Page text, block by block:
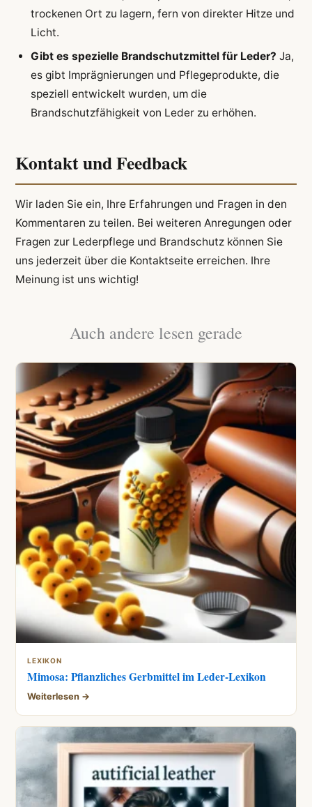
trockenen Ort zu lagern, fern von direkter Hitze und
Licht.
Gibt es spezielle Brandschutzmittel für Leder? Ja,
es gibt Imprägnierungen und Pflegeprodukte, die
speziell entwickelt wurden, um die
Brandschutzfähigkeit von Leder zu erhöhen.
Kontakt und Feedback
Wir laden Sie ein, Ihre Erfahrungen und Fragen in den
Kommentaren zu teilen. Bei weiteren Anregungen oder
Fragen zur Lederpflege und Brandschutz können Sie
uns jederzeit über die Kontaktseite erreichen. Ihre
Meinung ist uns wichtig!
Auch andere lesen gerade
LEXIKON
Mimosa: Pflanzliches Gerbmittel im Leder-Lexikon
Weiterlesen →